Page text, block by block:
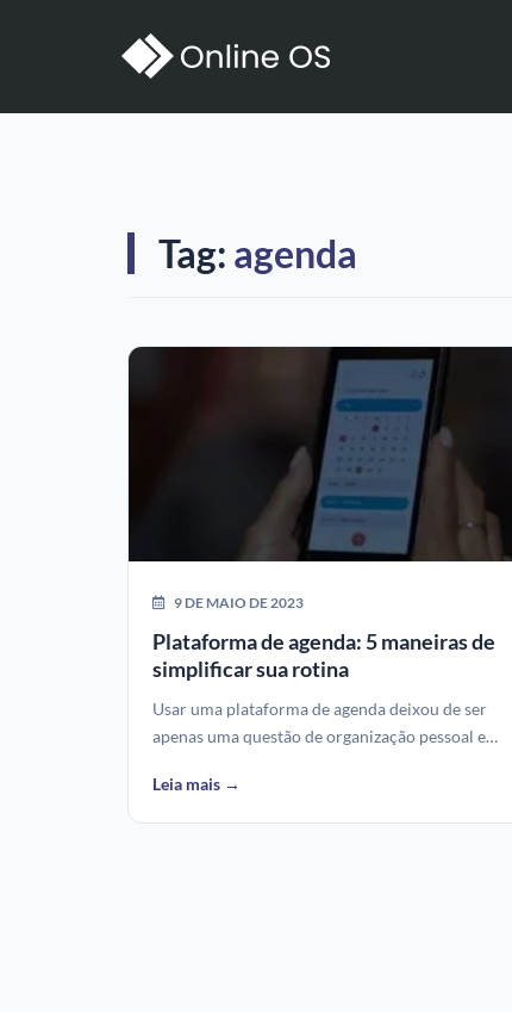
Tag: agenda
9 DE MAIO DE 2023
Plataforma de agenda: 5 maneiras de
simplificar sua rotina
Usar uma plataforma de agenda deixou de ser
apenas uma questão de organização pessoal e…
Leia mais →